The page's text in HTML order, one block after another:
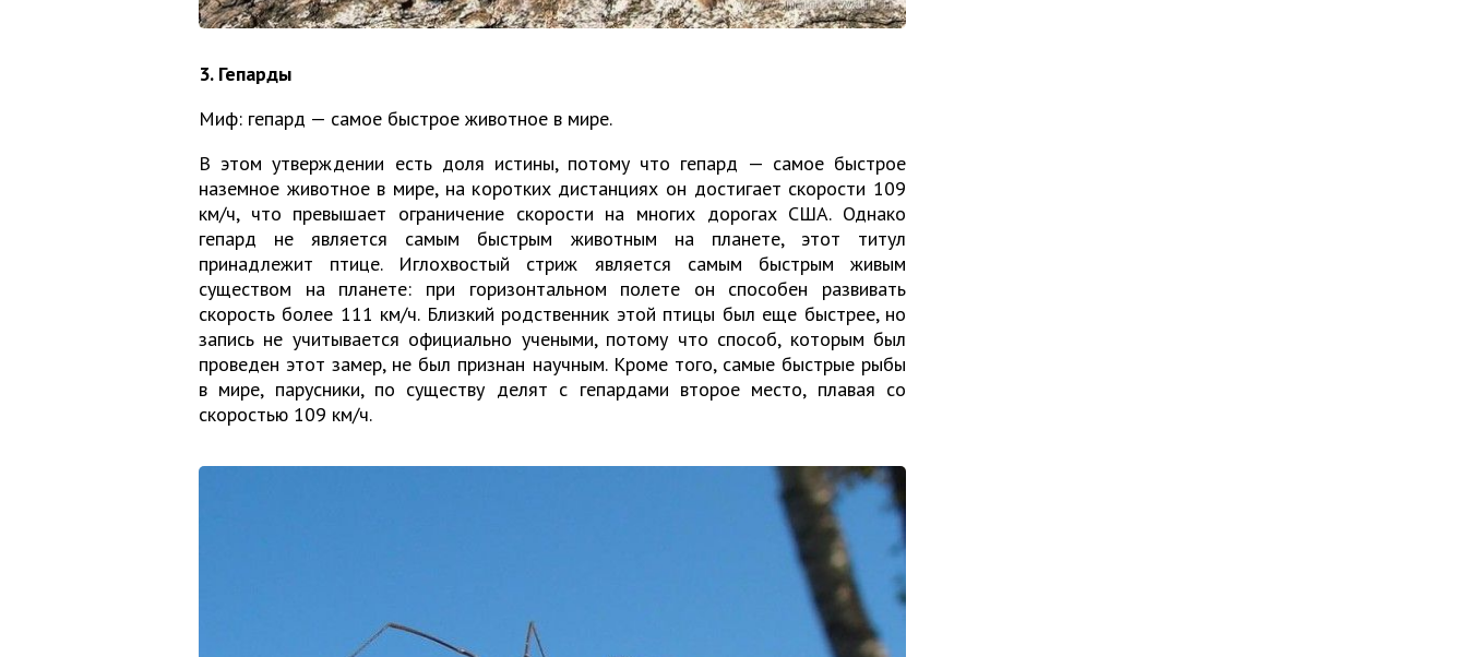
3. Гепарды
Миф: гепард — самое быстрое животное в мире.
В этом утверждении есть доля истины, потому что гепард — самое быстрое
наземное животное в мире, на коротких дистанциях он достигает скорости 109
км/ч, что превышает ограничение скорости на многих дорогах США. Однако
гепард не является самым быстрым животным на планете, этот титул
принадлежит птице. Иглохвостый стриж является самым быстрым живым
существом на планете: при горизонтальном полете он способен развивать
скорость более 111 км/ч. Близкий родственник этой птицы был еще быстрее, но
запись не учитывается официально учеными, потому что способ, которым был
проведен этот замер, не был признан научным. Кроме того, самые быстрые рыбы
в мире, парусники, по существу делят с гепардами второе место, плавая со
скоростью 109 км/ч.